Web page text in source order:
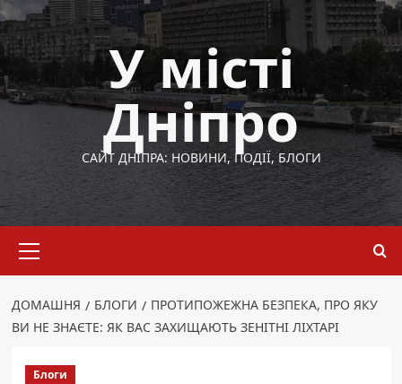
Перейти
до
вмісту
У місті
Дніпро
САЙТ ДНІПРА: НОВИНИ, ПОДІЇ, БЛОГИ
меню
ДОМАШНЯ БЛОГИ
ПРОТИПОЖЕЖНА БЕЗПЕКА, ПРО ЯКУ
ВИ НЕ ЗНАЄТЕ: ЯК ВАС ЗАХИЩАЮТЬ ЗЕНІТНІ ЛІХТАРІ
Блоги